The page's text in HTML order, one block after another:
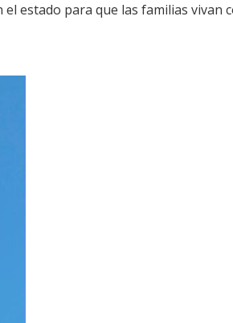
estado para que las familias vivan